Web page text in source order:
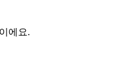
에요.